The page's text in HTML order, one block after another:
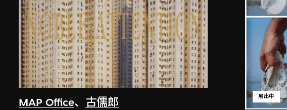
MAP Office、 古儒郎
展出中